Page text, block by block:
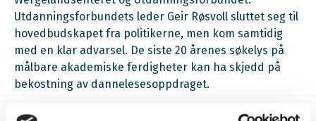
Utdanningsforbundets leder Geir Røsvoll sluttet seg til
hovedbudskapet fra politikerne, men kom samtidig
med en klar advarsel. De siste 20 årenes søkelys på
målbare akademiske ferdigheter kan ha skjedd på
bekostning av dannelesesoppdraget.